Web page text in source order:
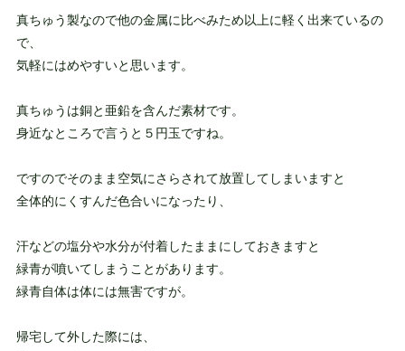
真ちゅう製なので他の金属に比べみため以上に軽く出来ているの
で、
気軽にはめやすいと思います。
真ちゅうは銅と亜鉛を含んだ素材です。
身近なところで言うと５円玉ですね。
ですのでそのまま空気にさらされて放置してしまいますと
全体的にくすんだ色合いになったり、
汗などの塩分や水分が付着したままにしておきますと
緑青が噴いてしまうことがあります。
緑青自体は体には無害ですが。
帰宅して外した際には、